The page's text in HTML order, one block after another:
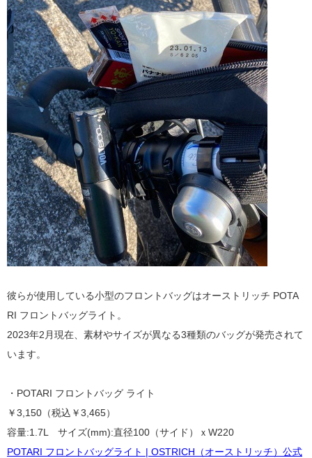
彼らが使用している小型のフロントバッグはオーストリッチ POTA
RI フロントバッグライト。
2023年2月現在、素材やサイズが異なる3種類のバッグが発売されて
います。
・POTARI フロントバッグ ライト
￥3,150（税込￥3,465）
容量:1.7L サイズ(mm):直径100（サイド）ｘW220
POTARI フロントバッグライト | OSTRICH（オーストリッチ）公式